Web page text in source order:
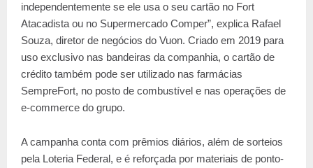
independentemente se ele usa o seu cartão no Fort
Atacadista ou no Supermercado Comper”, explica Rafael
Souza, diretor de negócios do Vuon. Criado em 2019 para
uso exclusivo nas bandeiras da companhia, o cartão de
crédito também pode ser utilizado nas farmácias
SempreFort, no posto de combustível e nas operações de
e-commerce do grupo.
A campanha conta com prêmios diários, além de sorteios
pela Loteria Federal, e é reforçada por materiais de ponto-